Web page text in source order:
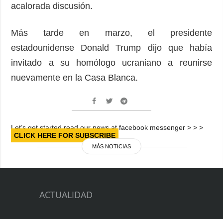
acalorada discusión.
Más tarde en marzo, el presidente
estadounidense Donald Trump dijo que había
invitado a su homólogo ucraniano a reunirse
nuevamente en la Casa Blanca.
Let’s get started read our news at facebook messenger > > >
CLICK HERE FOR SUBSCRIBE
MÁS NOTICIAS
ACTUALIDAD